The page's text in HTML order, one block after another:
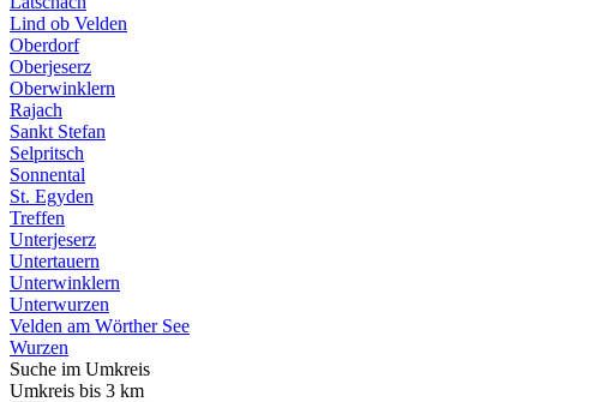
Lind ob Velden
Oberdorf
Oberjeserz
Oberwinklern
Rajach
Sankt Stefan
Selpritsch
Sonnental
St. Egyden
Treffen
Unterjeserz
Untertauern
Unterwinklern
Unterwurzen
Velden am Wörther See
Wurzen
Suche im Umkreis
Umkreis bis 3 km